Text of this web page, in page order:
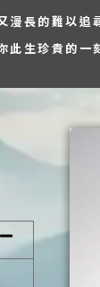
漫長的難以追
此生珍貴的一